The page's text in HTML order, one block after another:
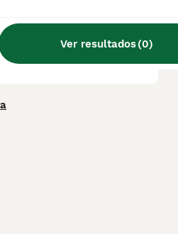
Ver resultados(0)
especial los